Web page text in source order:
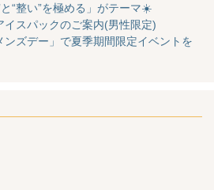
“整い”を極める」がテーマ☀️
スパックのご案内(男性限定)
ンズデー」で夏季期間限定イベントを